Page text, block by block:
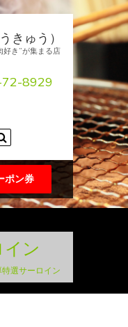
きゅう）
好き”が集まる店
8929
ポン券
ン
特選サーロイン